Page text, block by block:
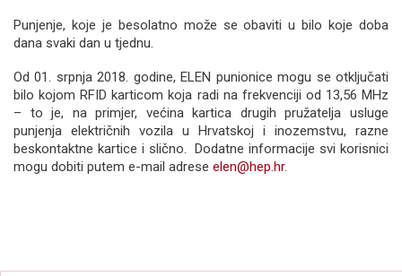
Punjenje, koje je besolatno može se obaviti u bilo koje doba
dana svaki dan u tjednu.
Od 01. srpnja 2018. godine, ELEN punionice mogu se otključati
bilo kojom RFID karticom koja radi na frekvenciji od 13,56 MHz
– to je, na primjer, većina kartica drugih pružatelja usluge
punjenja električnih vozila u Hrvatskoj i inozemstvu, razne
beskontaktne kartice i slično. Dodatne informacije svi korisnici
mogu dobiti putem e-mail adrese elen@hep.hr.